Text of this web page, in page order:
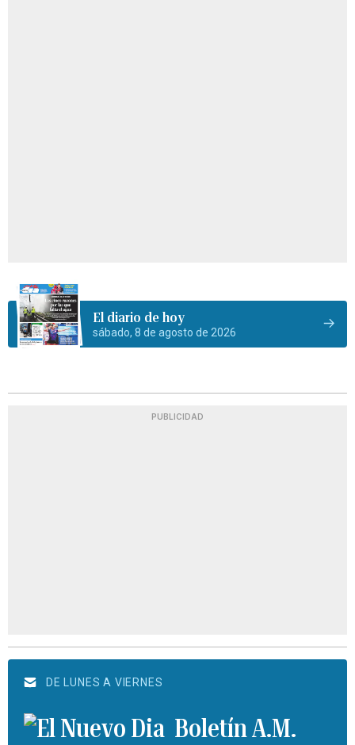
El diario de hoy
sábado, 8 de agosto de 2026
PUBLICIDAD
DE LUNES A VIERNES
Boletín A.M.